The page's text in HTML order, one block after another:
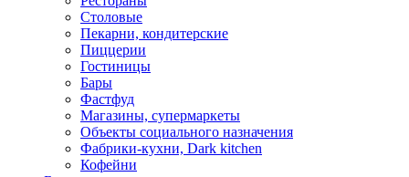
Столовые
Пекарни, кондитерские
Пиццерии
Гостиницы
Бары
Фастфуд
Магазины, супермаркеты
Объекты социального назначения
Фабрики-кухни, Dark kitchen
Кофейни